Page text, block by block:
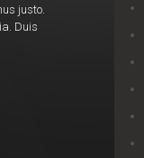
justo.
Duis